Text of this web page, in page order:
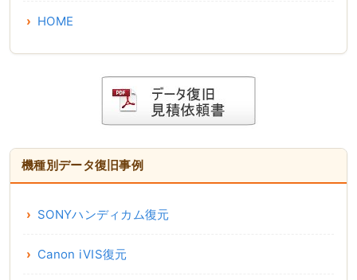
HOME
機種別データ復旧事例
SONYハンディカム復元
Canon iVIS復元